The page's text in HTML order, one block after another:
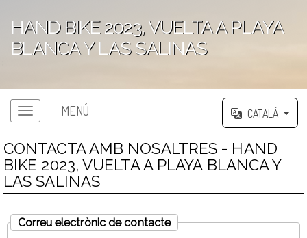
HAND BIKE 2023, VUELTA A PLAYA
BLANCA Y LAS SALINAS
';
MENÚ CATALÀ
CONTACTA AMB NOSALTRES - HAND
BIKE 2023, VUELTA A PLAYA BLANCA Y
LAS SALINAS
Correu electrònic de contacte